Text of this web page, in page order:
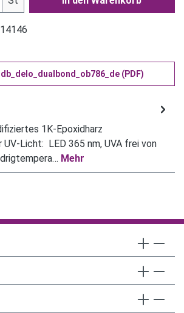
(PDF)
1K-Epoxidharz
Licht: LED 365 nm, UVA frei von
Mehr